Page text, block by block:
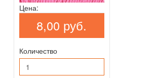
Цена:
8,00 руб.
Количество